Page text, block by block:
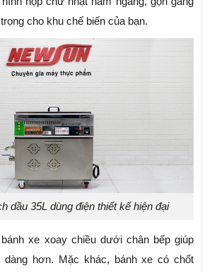
cho khu chế biến của bạn.
dầu 35L dùng điện thiết kế hiện đại
xe xoay chiều dưới chân bếp giúp
dàng hơn. Mặc khác, bánh xe có chốt